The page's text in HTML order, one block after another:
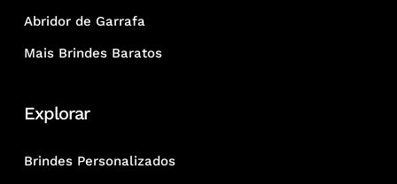
Abridor de Garrafa
Mais Brindes Baratos
Explorar
Brindes Personalizados